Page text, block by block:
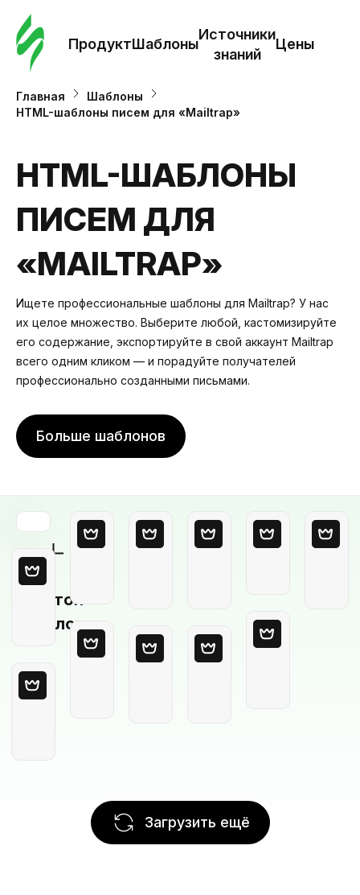
ПродуктШаблоны
Источники
знаний
Цены
Главная
Шаблоны
HTML-шаблоны писем для «Mailtrap»
HTML-ШАБЛОНЫ
ПИСЕМ ДЛЯ
«MAILTRAP»
Ищете профессиональные шаблоны для Mailtrap? У нас
их целое множество. Выберите любой, кастомизируйте
его содержание, экспортируйте в свой аккаунт Mailtrap
всего одним кликом — и порадуйте получателей
профессионально созданными письмами.
Больше шаблонов
Пустой
шаблон
Загрузить ещё